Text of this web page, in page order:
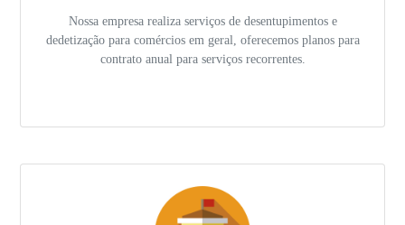
Nossa empresa realiza serviços de desentupimentos e
dedetização para comércios em geral, oferecemos planos para
contrato anual para serviços recorrentes.